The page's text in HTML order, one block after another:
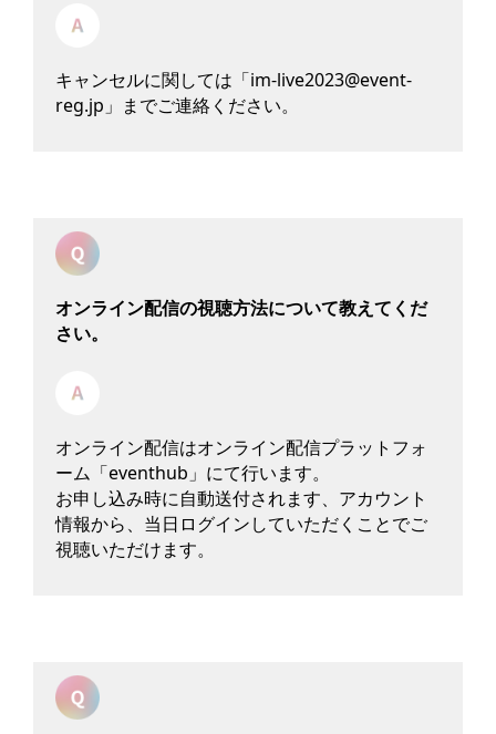
キャンセルに関しては「im-live2023@event-
reg.jp」までご連絡ください。
オンライン配信の視聴方法について教えてくだ
さい。
オンライン配信はオンライン配信プラットフォ
ーム「eventhub」にて行います。
お申し込み時に自動送付されます、アカウント
情報から、当日ログインしていただくことでご
視聴いただけます。